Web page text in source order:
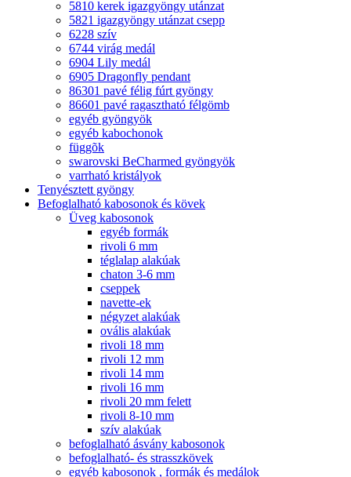
5810 kerek igazgyöngy utánzat
5821 igazgyöngy utánzat csepp
6228 szív
6744 virág medál
6904 Lily medál
6905 Dragonfly pendant
86301 pavé félig fúrt gyöngy
86601 pavé ragasztható félgömb
egyéb gyöngyök
egyéb kabochonok
függõk
swarovski BeCharmed gyöngyök
varrható kristályok
Tenyésztett gyöngy
Befoglalható kabosonok és kövek
Üveg kabosonok
egyéb formák
rivoli 6 mm
téglalap alakúak
chaton 3-6 mm
cseppek
navette-ek
négyzet alakúak
ovális alakúak
rivoli 18 mm
rivoli 12 mm
rivoli 14 mm
rivoli 16 mm
rivoli 20 mm felett
rivoli 8-10 mm
szív alakúak
befoglalható ásvány kabosonok
befoglalható- és strasszkövek
egyéb kabosonok , formák és medálok